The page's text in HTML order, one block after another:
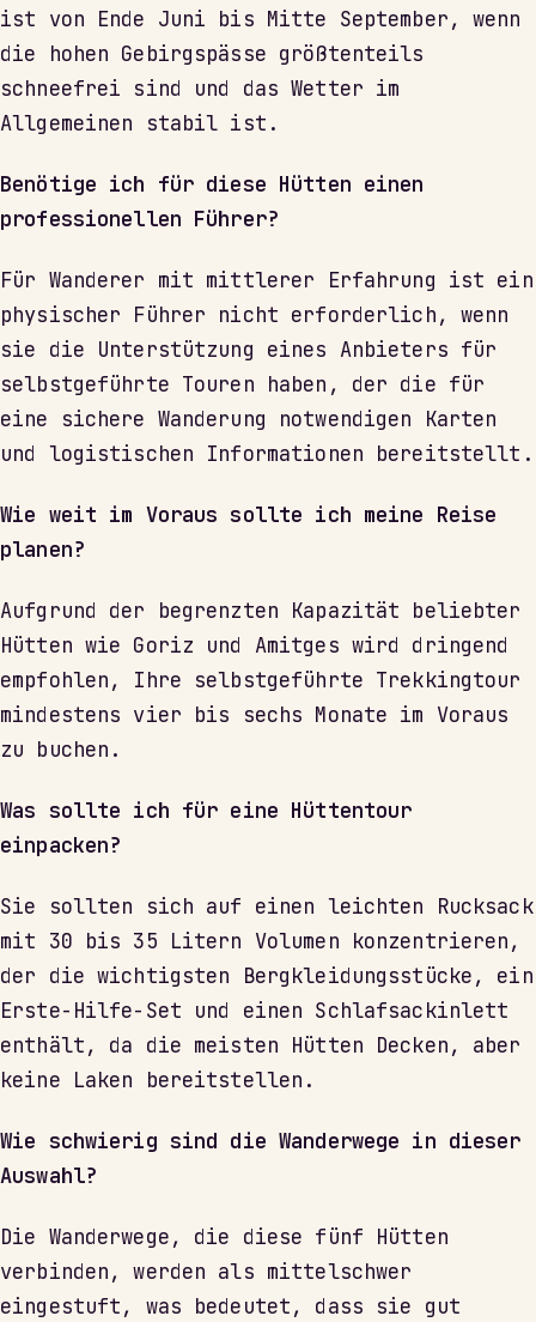
ist von Ende Juni bis Mitte September, wenn
die hohen Gebirgspässe größtenteils
schneefrei sind und das Wetter im
Allgemeinen stabil ist.
Benötige ich für diese Hütten einen
professionellen Führer?
Für Wanderer mit mittlerer Erfahrung ist ein
physischer Führer nicht erforderlich, wenn
sie die Unterstützung eines Anbieters für
selbstgeführte Touren haben, der die für
eine sichere Wanderung notwendigen Karten
und logistischen Informationen bereitstellt.
Wie weit im Voraus sollte ich meine Reise
planen?
Aufgrund der begrenzten Kapazität beliebter
Hütten wie Goriz und Amitges wird dringend
empfohlen, Ihre selbstgeführte Trekkingtour
mindestens vier bis sechs Monate im Voraus
zu buchen.
Was sollte ich für eine Hüttentour
einpacken?
Sie sollten sich auf einen leichten Rucksack
mit 30 bis 35 Litern Volumen konzentrieren,
der die wichtigsten Bergkleidungsstücke, ein
Erste-Hilfe-Set und einen Schlafsackinlett
enthält, da die meisten Hütten Decken, aber
keine Laken bereitstellen.
Wie schwierig sind die Wanderwege in dieser
Auswahl?
Die Wanderwege, die diese fünf Hütten
verbinden, werden als mittelschwer
eingestuft, was bedeutet, dass sie gut